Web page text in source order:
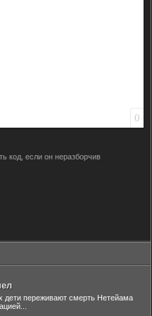
0
дети переживают смерть Нетейама